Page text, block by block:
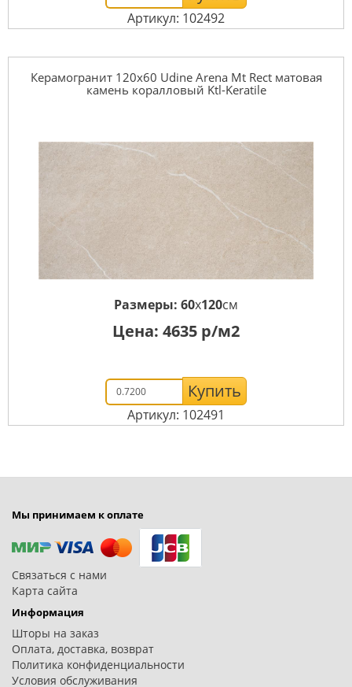
Артикул: 102492
Керамогранит 120x60 Udine Arena Mt Rect матовая
камень коралловый Ktl-Keratile
Размеры: 60x120см
Цена: 4635 р/м2
Купить
Артикул: 102491
Мы принимаем к оплате
Связаться с нами
Карта сайта
Информация
Шторы на заказ
Оплата, доставка, возврат
Политика конфиденциальности
Условия обслуживания